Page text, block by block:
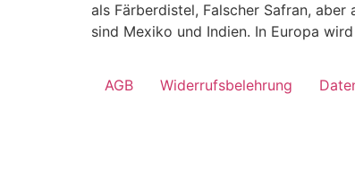
als Färberdistel, Falscher Safran,
sind Mexiko und Indien. In Europa
AGB Widerrufsbelehrung